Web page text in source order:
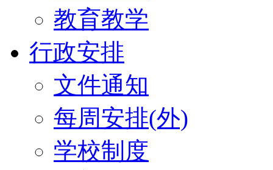
教育教学
行政安排
文件通知
每周安排(外)
学校制度